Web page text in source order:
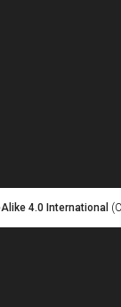
4.0 International